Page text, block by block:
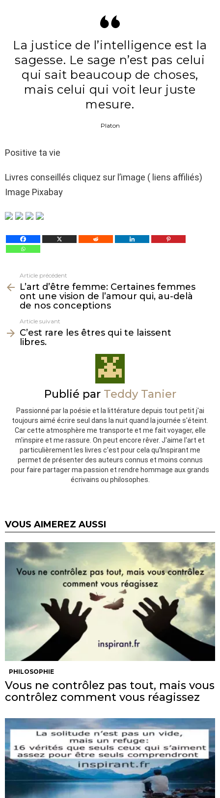
La justice de l’intelligence est la
sagesse. Le sage n’est pas celui
qui sait beaucoup de choses,
mais celui qui voit leur juste
mesure.
Platon
Positive ta vie
Livres conseillés cliquez sur l’image ( liens affiliés)
Image Pixabay
plus
Article précédent
L’art d’être femme: Certaines femmes
ont une vision de l’amour qui, au-delà
de nos conceptions
Article suivant
C’est rare les êtres qui te laissent
libres.
Publié par Teddy Tanier
Passionné par la poésie et la littérature depuis tout petit j'ai
toujours aimé écrire seul dans la nuit quand la journée s'éteint.
Car cette atmosphère me transporte et me fait voyager, elle
m'inspire et me rassure. On peut encore rêver. J'aime l'art et
particulièrement les livres c'est pour cela qu'Inspirant me
permet de présenter des auteurs connus et moins connus
pour faire partager ma passion et rendre hommage aux grands
écrivains ou philosophes.
VOUS AIMEREZ AUSSI
PHILOSOPHIE
Vous ne contrôlez pas tout, mais vous
contrôlez comment vous réagissez